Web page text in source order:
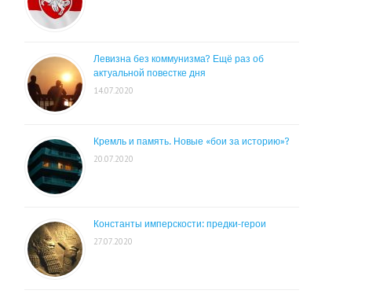
Левизна без коммунизма? Ещё раз об
актуальной повестке дня
14.07.2020
Кремль и память. Новые «бои за историю»?
20.07.2020
Константы имперскости: предки-герои
27.07.2020